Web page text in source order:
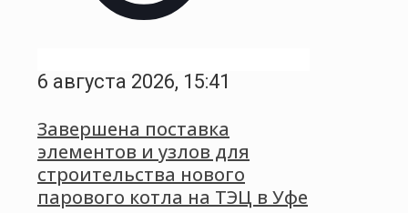
6 августа 2026, 15:41
Завершена поставка
элементов и узлов для
строительства нового
парового котла на ТЭЦ в Уфе